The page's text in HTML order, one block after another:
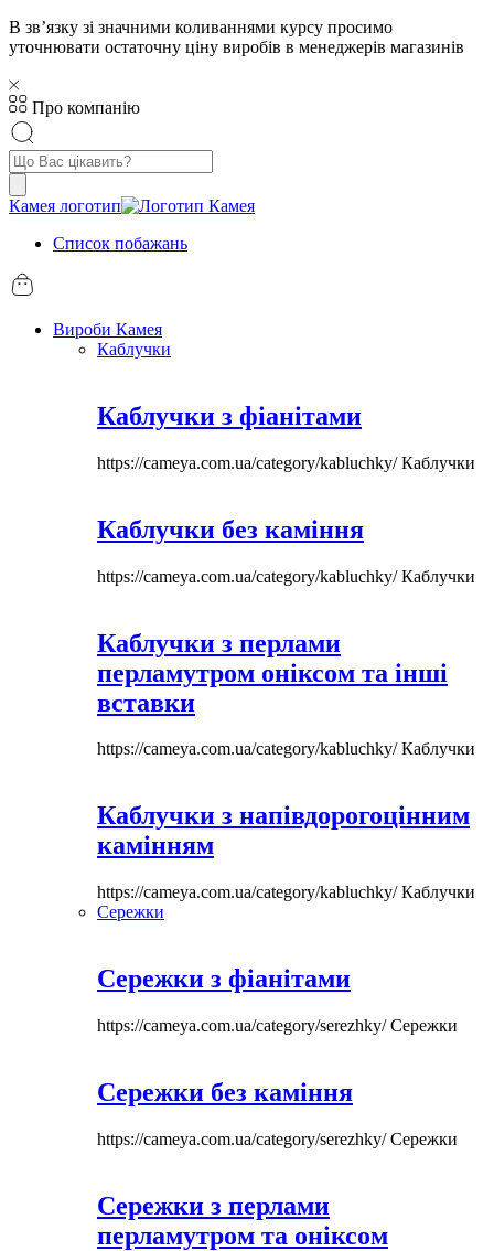
В звʼязку зі значними коливаннями курсу просимо
уточнювати остаточну ціну виробів в менеджерів магазинів
Про компанію
Пошук
товарів
Камея логотип
Список побажань
Вироби Камея
Каблучки
Каблучки з фіанітами
https://cameya.com.ua/category/kabluchky/Каблучки
Каблучки без каміння
https://cameya.com.ua/category/kabluchky/Каблучки
Каблучки з перлами
перламутром оніксом та інші
вставки
https://cameya.com.ua/category/kabluchky/Каблучки
Каблучки з напівдорогоцінним
камінням
https://cameya.com.ua/category/kabluchky/Каблучки
Сережки
Сережки з фіанітами
https://cameya.com.ua/category/serezhky/Сережки
Сережки без каміння
https://cameya.com.ua/category/serezhky/Сережки
Сережки з перлами
перламутром та оніксом